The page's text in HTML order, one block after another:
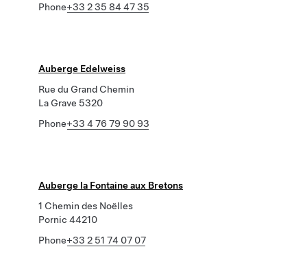
Phone+33 2 35 84 47 35
Auberge Edelweiss
Rue du Grand Chemin
La Grave 5320
Phone+33 4 76 79 90 93
Auberge la Fontaine aux Bretons
1 Chemin des Noëlles
Pornic 44210
Phone+33 2 51 74 07 07